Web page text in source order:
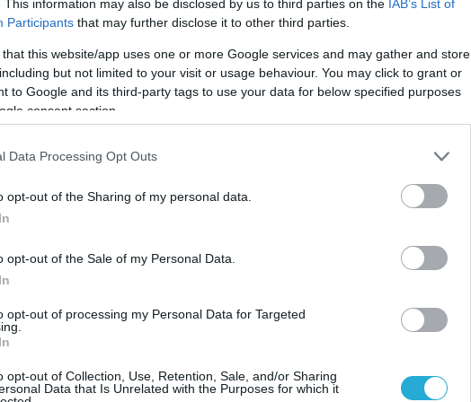
This information may also be disclosed by us to third parties on the IAB’s List of
Participants that may further disclose it to other third parties.
that this website/app uses one or more Google services and may gather and store
but not limited to your visit or usage behaviour. You may click to grant or
to Google and its third-party tags to use your data for below specified purposes
consent section.
Data Processing Opt Outs
opt-out of the Sharing of my personal data.
opt-out of the Sale of my Personal Data.
opt-out of processing my Personal Data for Targeted
opt-out of Collection, Use, Retention, Sale, and/or Sharing
Data that Is Unrelated with the Purposes for which it
που βρίσκεται στα βόρεια
Μεγάλος Ανθρωποφάς ή Μεγάλος
Φούρνων Ικαρίας η οποία βρίσκεται
στον Δήμο Φούρνων Κορσεών.
είναι μια ακατοίκητη νησίδα του
Φούρνων Ικαρίας.
ΑΡΘΡΟ